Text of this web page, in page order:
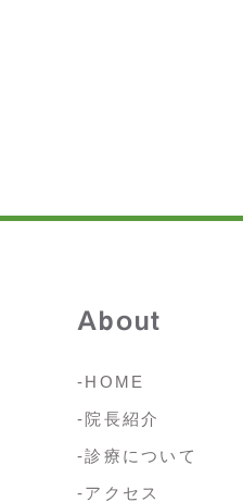
About
-HOME
-院長紹介
-診療について
-アクセス